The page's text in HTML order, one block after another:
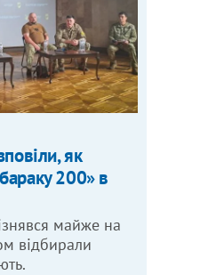
як
200» в
майже на
відбирали